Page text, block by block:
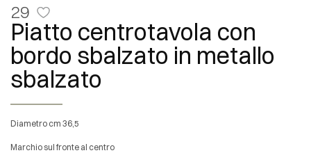
29
Piatto centrotavola con
bordo sbalzato in metallo
sbalzato
diametro cm 36,5
Marchio sul fronte al centro